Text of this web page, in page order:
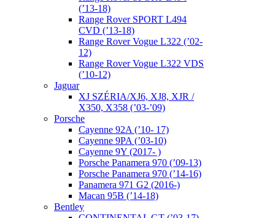
(’13-18)
Range Rover SPORT L494
CVD (’13-18)
Range Rover Vogue L322 (’02-
12)
Range Rover Vogue L322 VDS
(’10-12)
Jaguar
XJ SZÉRIA/XJ6, XJ8, XJR /
X350, X358 (’03-’09)
Porsche
Cayenne 92A (’10- 17)
Cayenne 9PA (’03-10)
Cayenne 9Y (2017- )
Porsche Panamera 970 (’09-13)
Porsche Panamera 970 (’14-16)
Panamera 971 G2 (2016-)
Macan 95B (’14-18)
Bentley